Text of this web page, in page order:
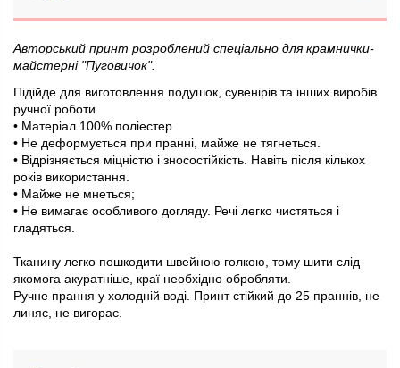
Авторський принт розроблений спеціально для крамнички-
майстерні "Пуговичок".
Підійде для виготовлення подушок, сувенірів та інших виробів
ручної роботи
• Матеріал 100% поліестер
• Не деформується при пранні, майже не тягнеться.
• Відрізняється міцністю і зносостійкість. Навіть після кількох
років використання.
• Майже не мнеться;
• Не вимагає особливого догляду. Речі легко чистяться і
гладяться.
Тканину легко пошкодити швейною голкою, тому шити слід
якомога акуратніше, краї необхідно обробляти.
Ручне прання у холодній воді. Принт стійкий до 25 праннів, не
линяє, не вигорає.